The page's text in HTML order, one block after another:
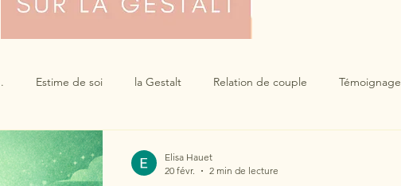
Estime de soi la Gestalt Relation de couple Témoignage
Conflits
Elisa Hauet
20 févr.
2 min de lecture